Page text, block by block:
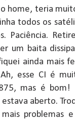
home, teria
todos os
Paciência.
um baita
ainda mais
esse CI é
mas é
aberto.
problemas